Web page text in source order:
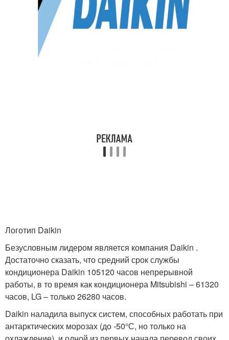
Логотип Daikin
Безусловным лидером является компания Daikin .
Достаточно сказать, что средний срок службы
кондиционера Daikin 105120 часов непрерывной
работы, в то время как кондиционера Mitsubishi – 61320
часов, LG – только 26280 часов.
Daikin наладила выпуск систем, способных работать при
антарктических морозах (до -50°С, но только на